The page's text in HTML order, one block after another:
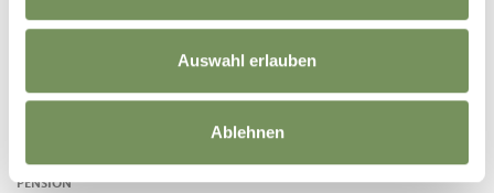
Auswahl erlauben
Ablehnen
PENSION